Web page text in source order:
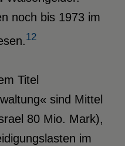
noch bis 1973 im
12
Titel
sind Mittel
80 Mio. Mark),
im